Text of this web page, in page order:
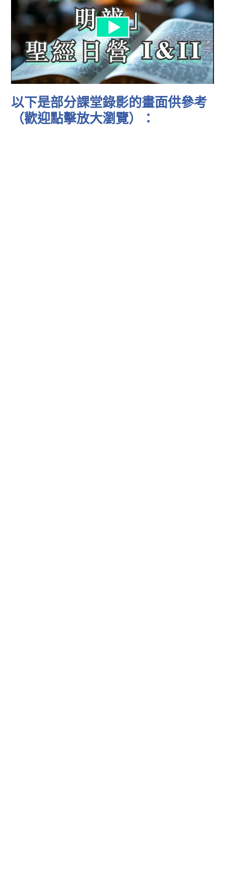
以下是部分課堂錄影的畫面供參考
（歡迎點擊放大瀏覽）：